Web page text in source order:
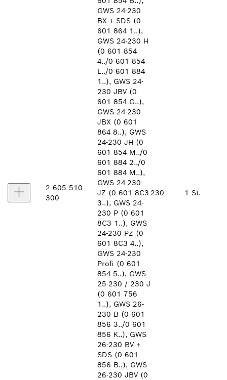
2 605 510
300
GWS 24-230
BX + SDS (0
601 864 1..),
GWS 24-230 H
(0 601 854
4../0 601 854
L../0 601 884
1..), GWS 24-
230 JBV (0
601 854 G..),
GWS 24-230
JBX (0 601
864 8..), GWS
24-230 JH (0
601 854 M../0
601 884 2../0
601 884 M..),
GWS 24-230
JZ (0 601 8C3
3..), GWS 24-
230 P (0 601
8C3 1..), GWS
24-230 PZ (0
601 8C3 4..),
GWS 24-230
Profi (0 601
854 5..), GWS
25-230 / 230 J
(0 601 756
1..), GWS 26-
230 B (0 601
856 3../0 601
856 K..), GWS
26-230 BV +
SDS (0 601
856 B..), GWS
26-230 JBV (0
230 1 St.